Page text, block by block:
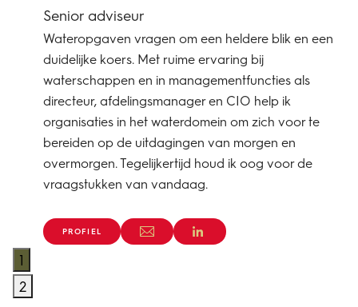
Senior adviseur
Wateropgaven vragen om een heldere blik en een
duidelijke koers. Met ruime ervaring bij
waterschappen en in managementfuncties als
directeur, afdelingsmanager en CIO help ik
organisaties in het waterdomein om zich voor te
bereiden op de uitdagingen van morgen en
overmorgen. Tegelijkertijd houd ik oog voor de
vraagstukken van vandaag.
PROFIEL
1
2